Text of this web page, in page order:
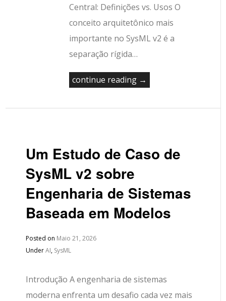
Central: Definições vs. Usos O
conceito arquitetônico mais
importante no SysML v2 é a
separação rígida…
continue reading →
Um Estudo de Caso de
SysML v2 sobre
Engenharia de Sistemas
Baseada em Modelos
Posted on Maio 21, 2026
UnderAI, SysML
Introdução A engenharia de sistemas
moderna enfrenta um desafio cada vez mais